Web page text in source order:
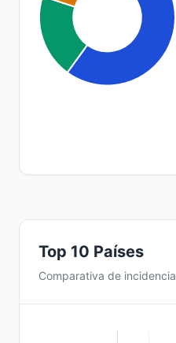
Top 10 Países
Comparativa de incidencia